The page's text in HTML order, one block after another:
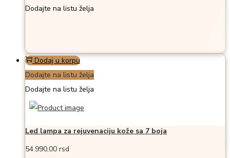
Dodajte na listu želja
Dodaj u korpu
Dodajte na listu želja
Dodajte na listu želja
Led lampa za rejuvenaciju kože sa 7 boja
54.990,00 rsd